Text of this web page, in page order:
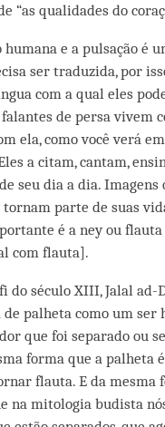
“as qualidades do
humana e a pulsação é
ser traduzida, por
com a qual eles
de persa vivem
ela, como você verá
a citam, cantam,
seu dia a dia. Imagens
parte de suas
é a ney ou flauta
com flauta].
do século XIII, Jalal ad-
palheta como um ser
que foi separado ou
forma que a palheta
flauta. E da mesma
na mitologia budista